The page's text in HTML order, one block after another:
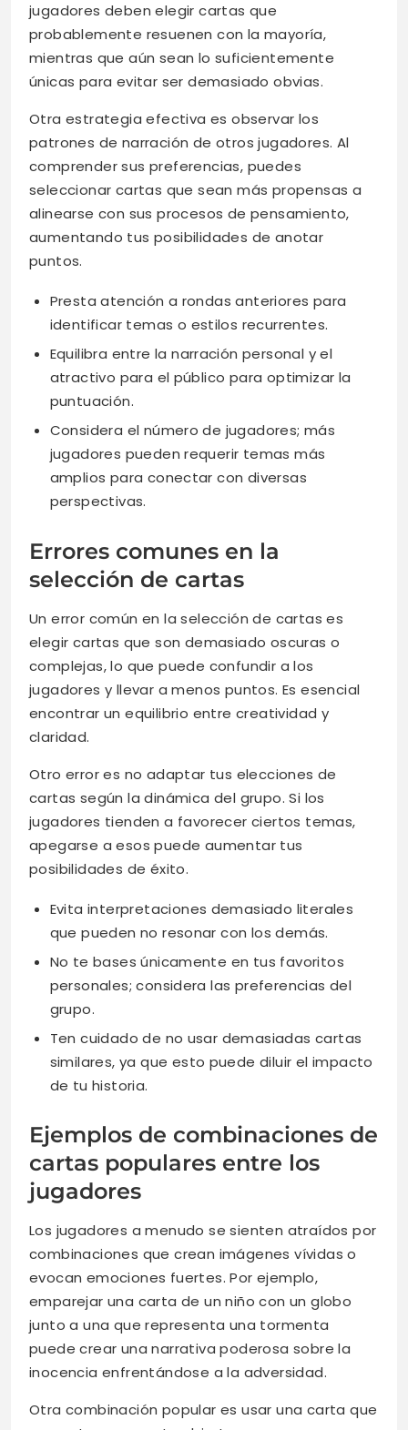
jugadores deben elegir cartas que
probablemente resuenen con la mayoría,
mientras que aún sean lo suficientemente
únicas para evitar ser demasiado obvias.
Otra estrategia efectiva es observar los
patrones de narración de otros jugadores. Al
comprender sus preferencias, puedes
seleccionar cartas que sean más propensas a
alinearse con sus procesos de pensamiento,
aumentando tus posibilidades de anotar
puntos.
Presta atención a rondas anteriores para
identificar temas o estilos recurrentes.
Equilibra entre la narración personal y el
atractivo para el público para optimizar la
puntuación.
Considera el número de jugadores; más
jugadores pueden requerir temas más
amplios para conectar con diversas
perspectivas.
Errores comunes en la
selección de cartas
Un error común en la selección de cartas es
elegir cartas que son demasiado oscuras o
complejas, lo que puede confundir a los
jugadores y llevar a menos puntos. Es esencial
encontrar un equilibrio entre creatividad y
claridad.
Otro error es no adaptar tus elecciones de
cartas según la dinámica del grupo. Si los
jugadores tienden a favorecer ciertos temas,
apegarse a esos puede aumentar tus
posibilidades de éxito.
Evita interpretaciones demasiado literales
que pueden no resonar con los demás.
No te bases únicamente en tus favoritos
personales; considera las preferencias del
grupo.
Ten cuidado de no usar demasiadas cartas
similares, ya que esto puede diluir el impacto
de tu historia.
Ejemplos de combinaciones de
cartas populares entre los
jugadores
Los jugadores a menudo se sienten atraídos por
combinaciones que crean imágenes vívidas o
evocan emociones fuertes. Por ejemplo,
emparejar una carta de un niño con un globo
junto a una que representa una tormenta
puede crear una narrativa poderosa sobre la
inocencia enfrentándose a la adversidad.
Otra combinación popular es usar una carta que